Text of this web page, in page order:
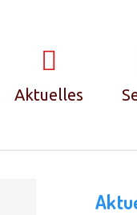
Aktuelles